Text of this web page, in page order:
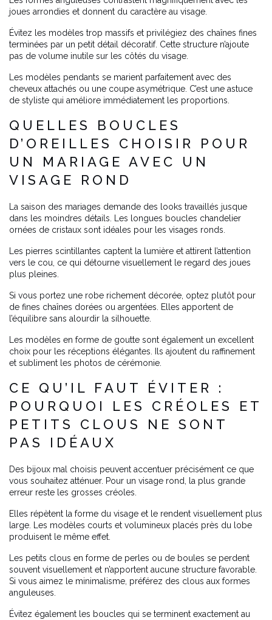
joues arrondies et donnent du caractère au visage.
Évitez les modèles trop massifs et privilégiez des chaînes fines
terminées par un petit détail décoratif. Cette structure n’ajoute
pas de volume inutile sur les côtés du visage.
Les modèles pendants se marient parfaitement avec des
cheveux attachés ou une coupe asymétrique. C’est une astuce
de styliste qui améliore immédiatement les proportions.
QUELLES BOUCLES
D’OREILLES CHOISIR POUR
UN MARIAGE AVEC UN
VISAGE ROND
La saison des mariages demande des looks travaillés jusque
dans les moindres détails. Les longues boucles chandelier
ornées de cristaux sont idéales pour les visages ronds.
Les pierres scintillantes captent la lumière et attirent l’attention
vers le cou, ce qui détourne visuellement le regard des joues
plus pleines.
Si vous portez une robe richement décorée, optez plutôt pour
de fines chaînes dorées ou argentées. Elles apportent de
l’équilibre sans alourdir la silhouette.
Les modèles en forme de goutte sont également un excellent
choix pour les réceptions élégantes. Ils ajoutent du raffinement
et subliment les photos de cérémonie.
CE QU’IL FAUT ÉVITER :
POURQUOI LES CRÉOLES ET
PETITS CLOUS NE SONT
PAS IDÉAUX
Des bijoux mal choisis peuvent accentuer précisément ce que
vous souhaitez atténuer. Pour un visage rond, la plus grande
erreur reste les grosses créoles.
Elles répètent la forme du visage et le rendent visuellement plus
large. Les modèles courts et volumineux placés près du lobe
produisent le même effet.
Les petits clous en forme de perles ou de boules se perdent
souvent visuellement et n’apportent aucune structure favorable.
Si vous aimez le minimalisme, préférez des clous aux formes
anguleuses.
Évitez également les boucles qui se terminent exactement au